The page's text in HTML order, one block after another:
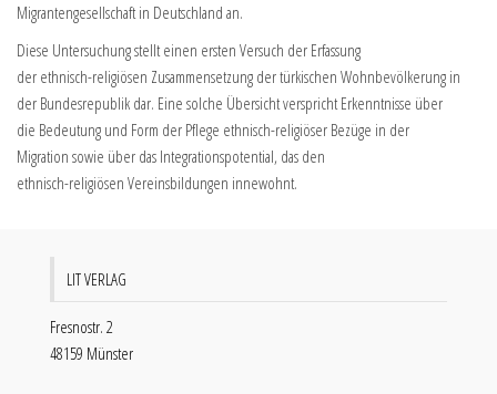
Migrantengesellschaft in Deutschland an.
Diese Untersuchung stellt einen ersten Versuch der Erfassung
der ethnisch-religiösen Zusammensetzung der türkischen Wohnbevölkerung in
der Bundesrepublik dar. Eine solche Übersicht verspricht Erkenntnisse über
die Bedeutung und Form der Pflege ethnisch-religiöser Bezüge in der
Migration sowie über das Integrationspotential, das den
ethnisch-religiösen Vereinsbildungen innewohnt.
LIT VERLAG
Fresnostr. 2
48159 Münster